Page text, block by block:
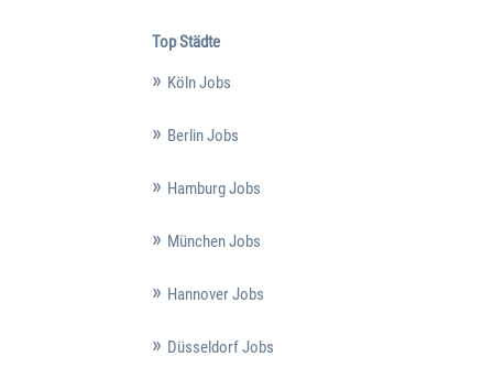
Top Städte
Köln Jobs
Berlin Jobs
Hamburg Jobs
München Jobs
Hannover Jobs
Düsseldorf Jobs